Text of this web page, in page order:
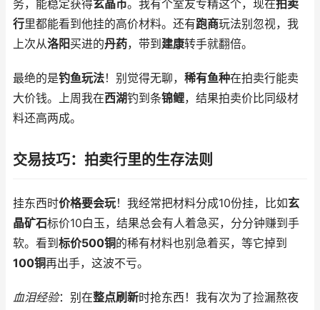
务，能稳定获得玄晶币。我有个室友专精这个，现在拍卖
行里都能看到他挂的高价材料。还有跑商玩法别忽视，我
上次从洛阳买进的丹药，带到 建康转手就翻倍。
最绝的是钓鱼玩法！别觉得无聊， 稀有鱼种在拍卖行能卖
大价钱。上周我在西湖钓到条锦鲤，结果拍卖价比同级材
料还高两成。
交易技巧：拍卖行里的生存法则
挂东西时价格要会玩！我经常把材料分成10份挂，比如玄
晶矿石标价10白玉，结果总会有人着急买，分分钟赚到手
软。看到 标价500铜的稀有材料也别急着买，等它掉到
100铜再出手，这波不亏。
血泪经验：别在整点刷新时抢东西！我有次为了捡漏熬夜